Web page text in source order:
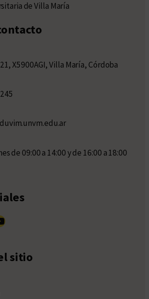
de Villa María
X5900AGI, Villa María, Córdoba
de 09:00 a 14:00 y de 16:00 a 18:00
sitio